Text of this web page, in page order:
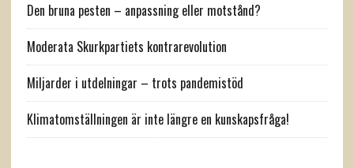
Den bruna pesten – anpassning eller motstånd?
Moderata Skurkpartiets kontrarevolution
Miljarder i utdelningar – trots pandemistöd
Klimatomställningen är inte längre en kunskapsfråga!